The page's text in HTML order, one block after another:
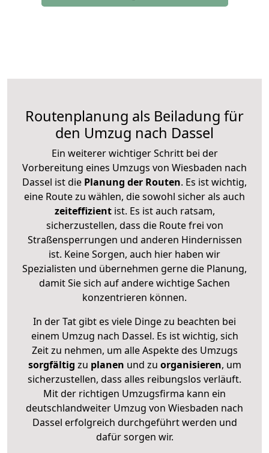
Routenplanung als Beiladung für
den Umzug nach Dassel
Ein weiterer wichtiger Schritt bei der
Vorbereitung eines Umzugs von Wiesbaden nach
Dassel ist die Planung der Routen. Es ist wichtig,
eine Route zu wählen, die sowohl sicher als auch
zeiteffizientist. Es ist auch ratsam,
sicherzustellen, dass die Route frei von
Straßensperrungen und anderen Hindernissen
ist. Keine Sorgen, auch hier haben wir
Spezialisten und übernehmen gerne die Planung,
damit Sie sich auf andere wichtige Sachen
konzentrieren können.
In der Tat gibt es viele Dinge zu beachten bei
einem Umzug nach Dassel. Es ist wichtig, sich
Zeit zu nehmen, um alle Aspekte des Umzugs
sorgfältig zu planen und zu organisieren, um
sicherzustellen, dass alles reibungslos verläuft.
Mit der richtigen Umzugsfirma kann ein
deutschlandweiter Umzug von Wiesbaden nach
Dassel erfolgreich durchgeführt werden und
dafür sorgen wir.